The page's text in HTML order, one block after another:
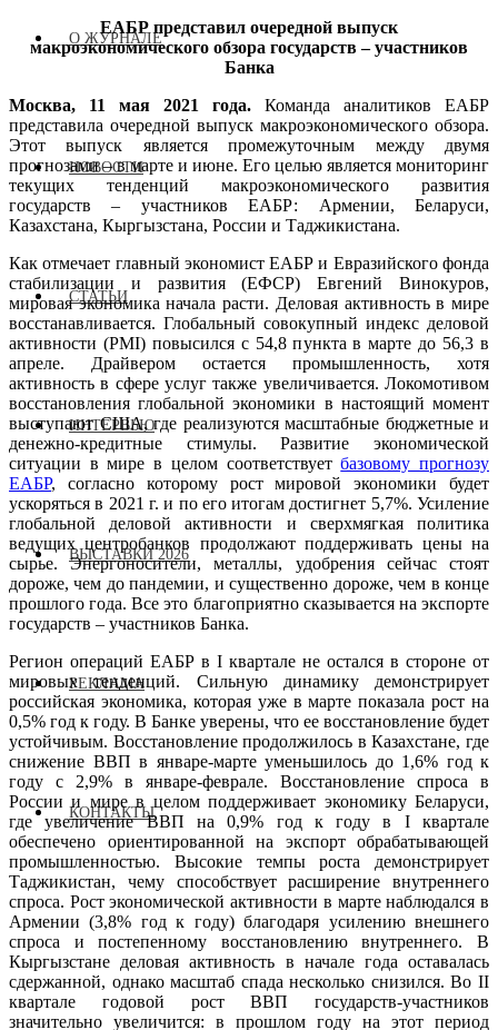
О ЖУРНАЛЕ
НОВОСТИ
СТАТЬИ
ИНТЕРВЬЮ
ВЫСТАВКИ 2026
РЕКЛАМА
КОНТАКТЫ
ЕАБР представил очередной выпуск
макроэкономического обзора государств – участников
Банка
Москва, 11 мая 2021 года. Команда аналитиков ЕАБР
представила очередной выпуск макроэкономического обзора.
Этот выпуск является промежуточным между двумя
прогнозами – в марте и июне. Его целью является мониторинг
текущих тенденций макроэкономического развития
государств – участников ЕАБР: Армении, Беларуси,
Казахстана, Кыргызстана, России и Таджикистана.
Как отмечает главный экономист ЕАБР и Евразийского фонда
стабилизации и развития (ЕФСР) Евгений Винокуров,
мировая экономика начала расти. Деловая активность в мире
восстанавливается. Глобальный совокупный индекс деловой
активности (PMI) повысился с 54,8 пункта в марте до 56,3 в
апреле. Драйвером остается промышленность, хотя
активность в сфере услуг также увеличивается. Локомотивом
восстановления глобальной экономики в настоящий момент
выступают США, где реализуются масштабные бюджетные и
денежно-кредитные стимулы. Развитие экономической
ситуации в мире в целом соответствуетбазовому прогнозу
ЕАБР, согласно которому рост мировой экономики будет
ускоряться в 2021 г. и по его итогам достигнет 5,7%. Усиление
глобальной деловой активности и сверхмягкая политика
ведущих центробанков продолжают поддерживать цены на
сырье. Энергоносители, металлы, удобрения сейчас стоят
дороже, чем до пандемии, и существенно дороже, чем в конце
прошлого года. Все это благоприятно сказывается на экспорте
государств – участников Банка.
Регион операций ЕАБР в I квартале не остался в стороне от
мировых тенденций. Сильную динамику демонстрирует
российская экономика, которая уже в марте показала рост на
0,5% год к году. В Банке уверены, что ее восстановление будет
устойчивым. Восстановление продолжилось в Казахстане, где
снижение ВВП в январе-марте уменьшилось до 1,6% год к
году с 2,9% в январе-феврале. Восстановление спроса в
России и мире в целом поддерживает экономику Беларуси,
где увеличение ВВП на 0,9% год к году в I квартале
обеспечено ориентированной на экспорт обрабатывающей
промышленностью. Высокие темпы роста демонстрирует
Таджикистан, чему способствует расширение внутреннего
спроса. Рост экономической активности в марте наблюдался в
Армении (3,8% год к году) благодаря усилению внешнего
спроса и постепенному восстановлению внутреннего. В
Кыргызстане деловая активность в начале года оставалась
сдержанной, однако масштаб спада несколько снизился. Во II
квартале годовой рост ВВП государств-участников
значительно увеличится: в прошлом году на этот период